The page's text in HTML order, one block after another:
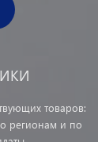
товаров:
регионам и по